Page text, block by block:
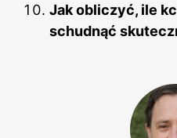
Jak obliczyć, ile
schudnąć